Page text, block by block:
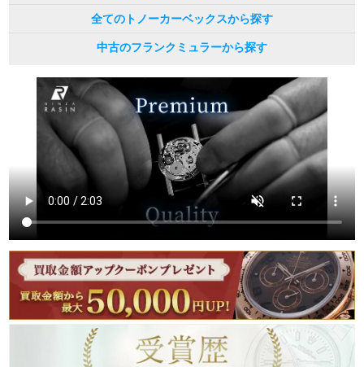
全てのトノーカーベックスから探す
中古のフランクミュラーから探す